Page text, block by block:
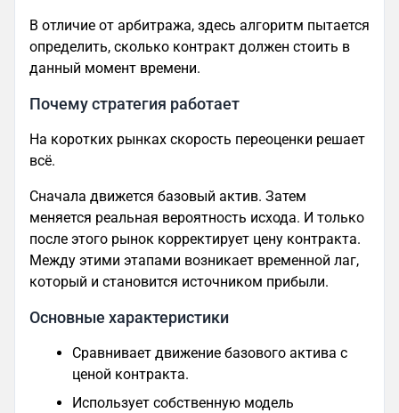
В отличие от арбитража, здесь алгоритм пытается
определить, сколько контракт должен стоить в
данный момент времени.
Почему стратегия работает
На коротких рынках скорость переоценки решает
всё.
Сначала движется базовый актив. Затем
меняется реальная вероятность исхода. И только
после этого рынок корректирует цену контракта.
Между этими этапами возникает временной лаг,
который и становится источником прибыли.
Основные характеристики
Сравнивает движение базового актива с
ценой контракта.
Использует собственную модель